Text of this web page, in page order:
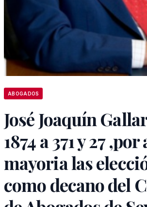
ABOGADOS
José Joaquín
1874 a 371 y 27
mayoria las
como decano del